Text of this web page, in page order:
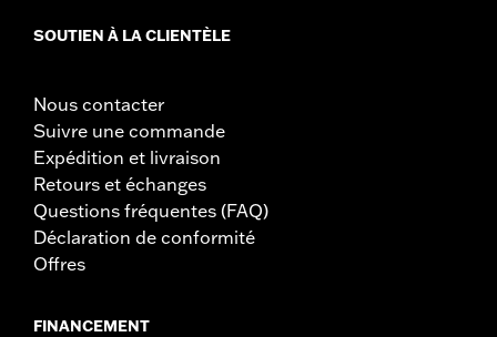
SOUTIEN À LA CLIENTÈLE
Nous contacter
Suivre une commande
Expédition et livraison
Retours et échanges
Questions fréquentes (FAQ)
Déclaration de conformité
Offres
FINANCEMENT